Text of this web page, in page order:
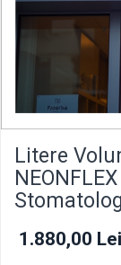
Litere
1.880,00 Lei